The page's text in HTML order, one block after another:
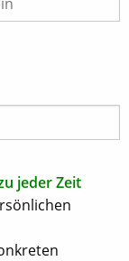
jeder Zeit